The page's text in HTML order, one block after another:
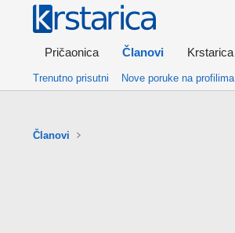
Pričaonica Članovi Krstarica
Trenutno prisutni Nove poruke na profilima
Članovi